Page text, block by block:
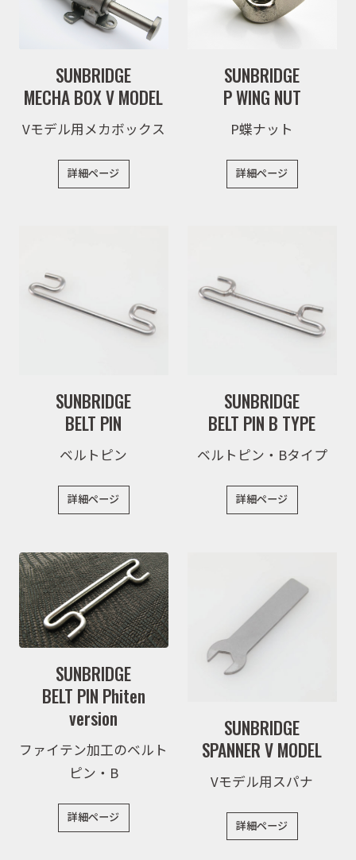
取扱商品
SUNBRIDGE
MECHA BOX V MODEL
Vモデル用メカボックス
詳細ページ
SUNBRIDGE
P WING NUT
P蝶ナット
詳細ページ
SUNBRIDGE
BELT PIN
ベルトピン
詳細ページ
SUNBRIDGE
BELT PIN B TYPE
ベルトピン・Bタイプ
詳細ページ
SUNBRIDGE
BELT PIN Phiten
version
ファイテン加工のベルト
ピン・B
詳細ページ
SUNBRIDGE
SPANNER V MODEL
Vモデル用スパナ
詳細ページ